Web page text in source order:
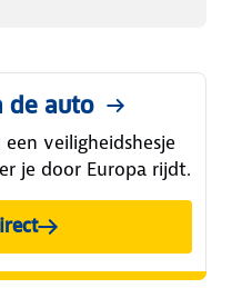
de auto
veiligheidshesje
je door Europa rijdt.